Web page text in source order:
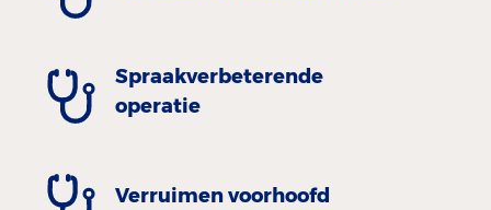
Spraakverbeterende
operatie
Verruimen voorhoofd